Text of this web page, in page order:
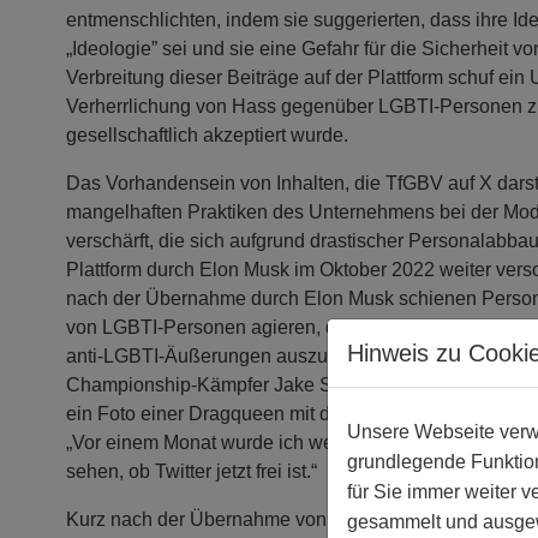
entmenschlichten, indem sie suggerierten, dass ihre
„Ideologie” sei und sie eine Gefahr für die Sicherheit
Verbreitung dieser Beiträge auf der Plattform schuf ein
Verherrlichung von Hass gegenüber LGBTI-Personen
gesellschaftlich akzeptiert wurde.
Das Vorhandensein von Inhalten, die TfGBV auf X
mangelhaften Praktiken des Unternehmens bei der
verschärft, die sich aufgrund drastischer
Plattform durch Elon Musk im Oktober 2022 weiter
nach der Übernahme durch Elon Musk schienen
von LGBTI-Personen agieren, damit zu beginnen, die
anti-LGBTI-Äußerungen auszutesten. Der ehemalige
Championship-Kämpfer Jake Shields (der 34.000
ein Foto einer Dragqueen mit der Bildunterschrift: „Das
„Vor einem Monat wurde ich wegen genau diesem
sehen, ob Twitter jetzt frei ist.“
Kurz nach der Übernahme von X löste Elon Musk den
Hinweis zu
Unsere Webseite
grundlegende
für Sie immer weiter
gesammelt und